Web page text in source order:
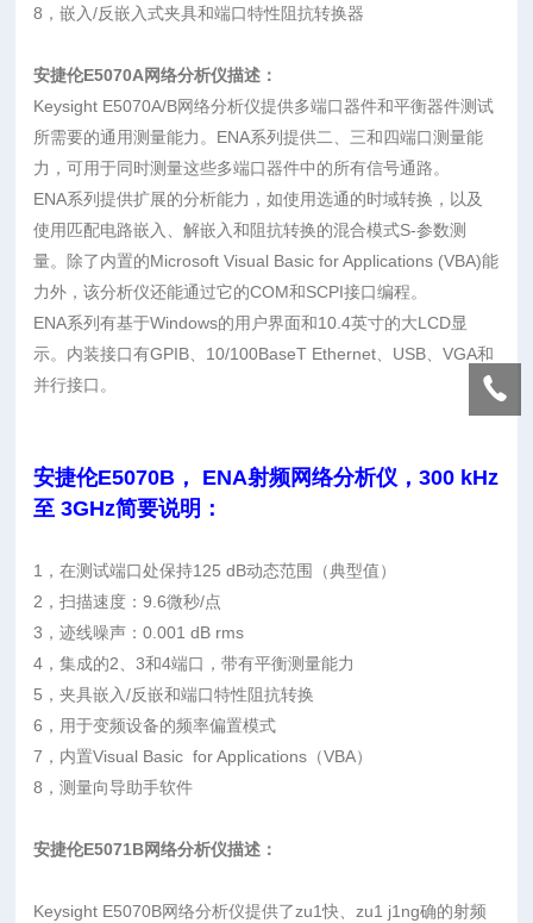
8，嵌入/反嵌入式夹具和端口特性阻抗转换器
安捷伦E5070A网络分析仪描述：
Keysight E5070A/B网络分析仪提供多端口器件和平衡器件测试
所需要的通用测量能力。ENA系列提供二、三和四端口测量能
力，可用于同时测量这些多端口器件中的所有信号通路。
ENA系列提供扩展的分析能力，如使用选通的时域转换，以及
使用匹配电路嵌入、解嵌入和阻抗转换的混合模式S-参数测
量。除了内置的Microsoft Visual Basic for Applications (VBA)能
力外，该分析仪还能通过它的COM和SCPI接口编程。
ENA系列有基于Windows的用户界面和10.4英寸的大LCD显
示。内装接口有GPIB、10/100BaseT Ethernet、USB、VGA和
并行接口。
安捷伦E5070B， ENA射频网络分析仪，300 kHz
至 3GHz简要说明：
1，在测试端口处保持125 dB动态范围（典型值）
2，扫描速度：9.6微秒/点
3，迹线噪声：0.001 dB rms
4，集成的2、3和4端口，带有平衡测量能力
5，夹具嵌入/反嵌和端口特性阻抗转换
6，用于变频设备的频率偏置模式
7，内置Visual Basic for Applications（VBA）
8，测量向导助手软件
安捷伦E5071B网络分析仪描述：
Keysight E5070B网络分析仪提供了zu1快、zu1 j1ng确的射频